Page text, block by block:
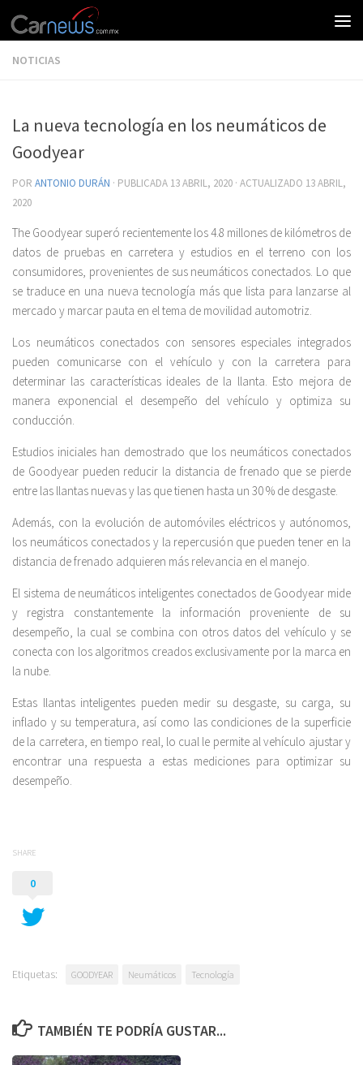
NOTICIAS
La nueva tecnología en los neumáticos de
Goodyear
POR ANTONIO DURÁN · PUBLICADA 13 ABRIL, 2020 · ACTUALIZADO 13 ABRIL,
2020
The Goodyear superó recientemente los 4.8 millones de kilómetros de
datos de pruebas en carretera y estudios en el terreno con los
consumidores, provenientes de sus neumáticos conectados. Lo que
se traduce en una nueva tecnología más que lista para lanzarse al
mercado y marcar pauta en el tema de movilidad automotriz.
Los neumáticos conectados con sensores especiales integrados
pueden comunicarse con el vehículo y con la carretera para
determinar las características ideales de la llanta. Esto mejora de
manera exponencial el desempeño del vehículo y optimiza su
conducción.
Estudios iniciales han demostrado que los neumáticos conectados
de Goodyear pueden reducir la distancia de frenado que se pierde
entre las llantas nuevas y las que tienen hasta un 30 % de desgaste.
Además, con la evolución de automóviles eléctricos y autónomos,
los neumáticos conectados y la repercusión que pueden tener en la
distancia de frenado adquieren más relevancia en el manejo.
El sistema de neumáticos inteligentes conectados de Goodyear mide
y registra constantemente la información proveniente de su
desempeño, la cual se combina con otros datos del vehículo y se
conecta con los algoritmos creados exclusivamente por la marca en
la nube.
Estas llantas inteligentes pueden medir su desgaste, su carga, su
inflado y su temperatura, así como las condiciones de la superficie
de la carretera, en tiempo real, lo cual le permite al vehículo ajustar y
encontrar una respuesta a estas mediciones para optimizar su
desempeño.
SHARE
0
Etiquetas: GOODYEAR Neumáticos Tecnología
TAMBIÉN TE PODRÍA GUSTAR...